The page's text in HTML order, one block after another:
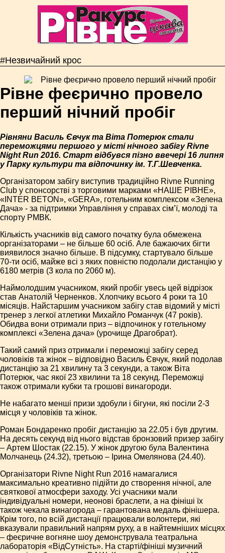
#Незвичайний крос
Рівне феєрично провело
перший нічний пробіг
Рівняни Василь Євчук та Віта Потерюк стали
переможцями першого у місті нічного забігу Rivne
Night Run 2016. Старт відбувся пізно ввечері 16 липня
у Парку культури та відпочинку ім. Т.Г.Шевченка.
Організатором забігу виступив традиційно Rivne Running
Club у спонсорстві з торговими марками «НАШЕ РІВНЕ»,
«INTER BETON», «GERA», готельним комплексом «Зелена
Дача» - за підтримки Управління у справах сім’ї, молоді та
спорту РМВК.
Кількість учасників від самого початку була обмежена
організаторами – не більше 60 осіб. Але бажаючих бігти
виявилося значно більше. В підсумку, стартувало більше
70-ти осіб, майже всі з яких повністю подолали дистанцію у
6180 метрів (3 кола по 2060 м).
Наймолодшим учасником, який пробіг увесь цей відрізок
став Анатолій Черненков. Хлопчику всього 4 роки та 10
місяців. Найстаршим учасником забігу став відомий у місті
тренер з легкої атлетики Михайло Романчук (47 років).
Обидва вони отримали приз – відпочинок у готельному
комплексі «Зелена дача» (урочище Драгобрат).
Такий самий приз отримали і переможці забігу серед
чоловіків та жінок – відповідно Василь Євчук, який подолав
дистанцію за 21 хвилину та 3 секунди, а також Віта
Потерюк, час якої 23 хвилини та 18 секунд. Переможці
також отримали кубки та грошові винагороди.
Не набагато менші призи здобули і бігуни, які посіли 2-3
місця у чоловіків та жінок.
Роман Бондаренко пробіг дистанцію за 22.05 і був другим.
На десять секунд від нього відстав бронзовий призер забігу
– Артем Шостак (22.15). У жінок другою була Валентина
Молчанець (24.32), третьою – Ірина Омелянова (24.40).
Організатори Rivne Night Run 2016 намагалися
максимально креативно підійти до створення нічної, але
святкової атмосфери заходу. Усі учасники мали
індивідуальні номери, неонові браслети, а на фініші їх
також чекала винагорода – гарантована медаль фінішера.
Крім того, по всій дистанції працювали волонтери, які
вказували правильний напрям руху, а в найтемніших місцях
– феєричне вогняне шоу демонструвала театральна
лабораторія «ВідСутність». На старті/фініші музичний